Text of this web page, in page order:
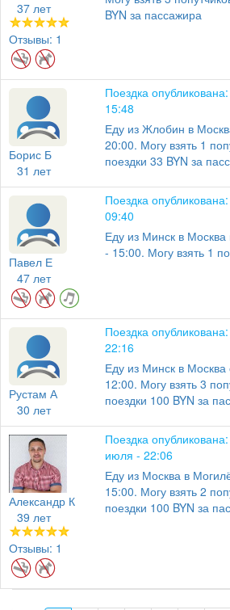
37 лет
Отзывы: 1
BYN за пассажира
Борис Б
31 лет
Поездка
15:48
Еду из Жлобин в
20:00. Могу взять 1
поездки 33 BYN за
Павел Е
47 лет
Поездка
09:40
Еду из Минск в
- 15:00. Могу взять 1
Рустам А
30 лет
Поездка
22:16
Еду из Минск в
12:00. Могу взять 3
поездки 100 BYN за
Александр К
39 лет
Отзывы: 1
Поездка
июля - 22:06
Еду из Москва в
15:00. Могу взять 2
поездки 100 BYN за